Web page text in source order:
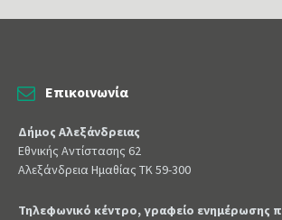
Επικοινωνία
Δήμος Αλεξάνδρειας
Εθνικής Αντίστασης 62
Αλεξάνδρεια Ημαθίας ΤΚ 59-300
Τηλεφωνικό κέντρο, γραφείο ενημέρωσης